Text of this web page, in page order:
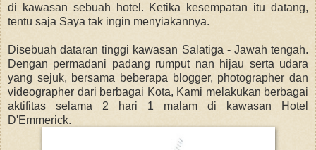
di kawasan sebuah hotel. Ketika kesempatan itu datang,
tentu saja Saya tak ingin menyiakannya.
Disebuah dataran tinggi kawasan Salatiga - Jawah tengah.
Dengan permadani padang rumput nan hijau serta udara
yang sejuk, bersama beberapa blogger, photographer dan
videographer dari berbagai Kota, Kami melakukan berbagai
aktifitas selama 2 hari 1 malam di kawasan Hotel
D'Emmerick.